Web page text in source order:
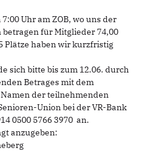
Uhr am ZOB, wo uns der
betragen für Mitglieder 74,00
Plätze haben wir kurzfristig
sich bitte bis zum 12.06. durch
Betrages mit dem
der teilnehmenden
Union bei der VR-Bank
0500 5766 3970 an.
anzugeben: